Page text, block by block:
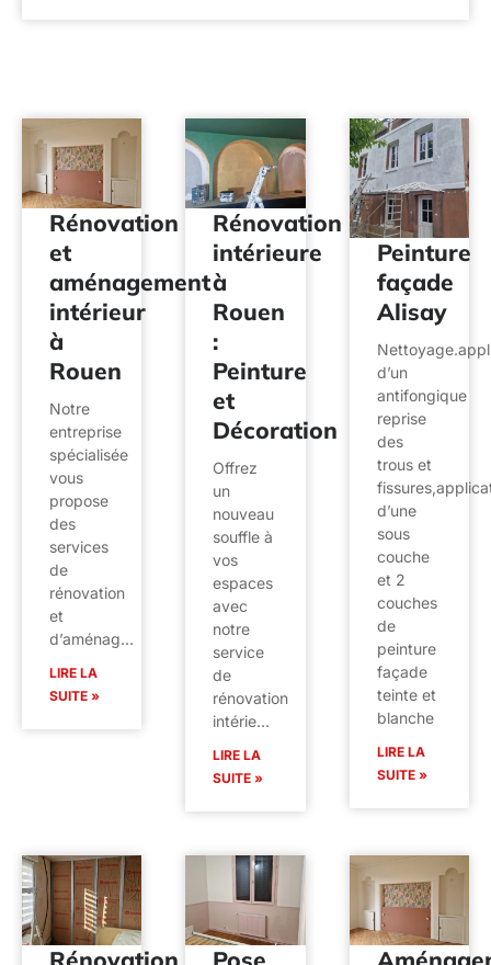
Rénovation
et
aménagement
intérieur
à
Rouen
Notre
entreprise
spécialisée
vous
propose
des
services
de
rénovation
et
d’aménag…
LIRE LA
SUITE »
Rénovation
intérieure
à
Rouen
:
Peinture
et
Décoration
Offrez
un
nouveau
souffle à
vos
espaces
avec
notre
service
de
rénovation
intérie…
LIRE LA
SUITE »
Peinture
façade
Alisay
d’un
antifongique
reprise
des
trous et
d’une
sous
couche
et 2
couches
de
peinture
façade
teinte et
blanche
LIRE LA
SUITE »